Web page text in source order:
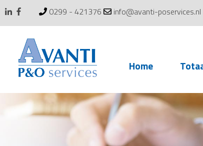
0299 - 421376 info@avanti-poservices.nl
Home